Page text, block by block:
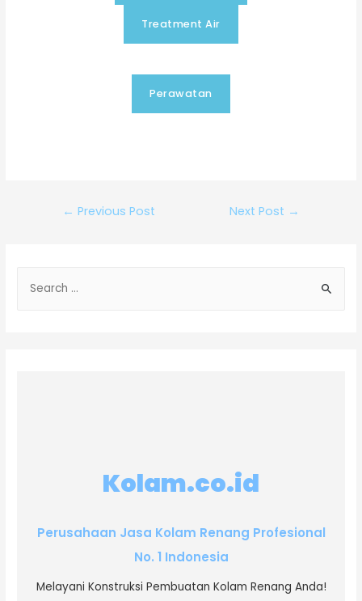
Treatment Air
Perawatan
← Previous Post Next Post →
Kolam.co.id
Perusahaan Jasa Kolam Renang Profesional
No. 1 Indonesia
Melayani Konstruksi Pembuatan Kolam Renang Anda!